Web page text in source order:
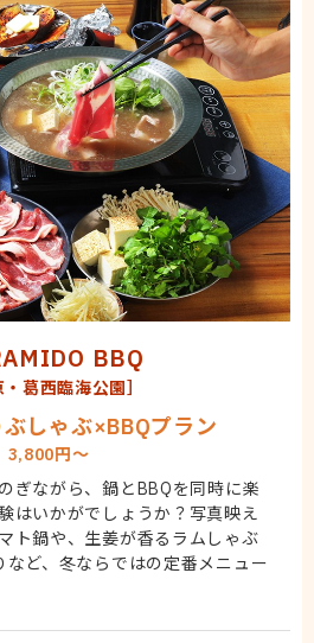
BBQ
・葛西臨海公園］
しゃぶ×BBQプラン
3,800円～
ぎながら、鍋とBBQを同時に楽
はいかがでしょうか？写真映え
ト鍋や、生姜が香るラムしゃぶ
など、冬ならではの定番メニュー